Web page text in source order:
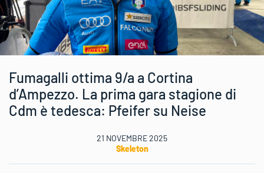
Fumagalli ottima 9/a a Cortina
d’Ampezzo. La prima gara stagione di
Cdm è tedesca: Pfeifer su Neise
21 NOVEMBRE 2025
Skeleton